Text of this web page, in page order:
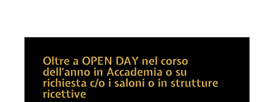
Oltre a OPEN DAY nel corso
dell’anno in Accademia o su
richiesta c/o i saloni o in strutture
ricettive